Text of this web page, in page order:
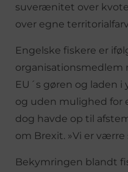
suverænitet over
over egne
Engelske fiskere er
EU´s gøren og laden
og uden mulighed for
dog havde op til
om Brexit. »Vi er
Bekymringen blandt